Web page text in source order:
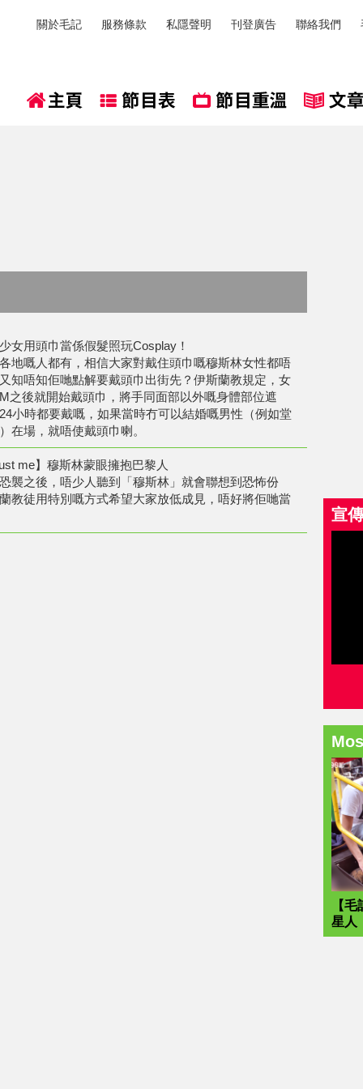
關於毛記 服務條款 私隱聲明 刊登廣告 聯絡我們
女用頭巾當係假髮照玩Cosplay！
地嘅人都有，相信大家對戴住頭巾嘅穆斯林女性都唔
知唔知佢哋點解要戴頭巾出街先？伊斯蘭教規定，女
之後就開始戴頭巾，將手同面部以外嘅身體部位遮
小時都要戴嘅，如果當時冇可以結婚嘅男性（例如堂
在場，就唔使戴頭巾喇。
me】穆斯林蒙眼擁抱巴黎人
襲之後，唔少人聽到「穆斯林」就會聯想到恐怖份
教徒用特別嘅方式希望大家放低成見，唔好將佢哋當
宣
【
星人